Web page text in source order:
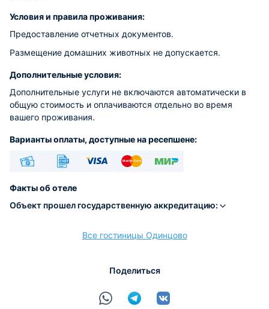
Условия и правила проживания:
Предоставление отчетных документов.
Размещение домашних животных не допускается.
Дополнительные условия:
Дополнительные услуги не включаются автоматически в
общую стоимость и оплачиваются отдельно во время
вашего проживания.
Варианты оплаты, доступные на ресепшене:
Факты об отеле
Объект прошел государственную аккредитацию:
Все гостиницы Одинцово
Поделиться